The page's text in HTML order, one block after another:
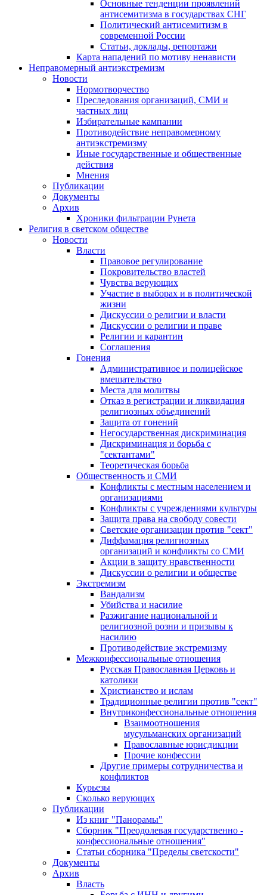
Основные тенденции проявлений
антисемитизма в государствах СНГ
Политический антисемитизм в
современной России
Статьи, доклады, репортажи
Карта нападений по мотиву ненависти
Неправомерный антиэкстремизм
Новости
Нормотворчество
Преследования организаций, СМИ и
частных лиц
Избирательные кампании
Противодействие неправомерному
антиэкстремизму
Иные государственные и общественные
действия
Мнения
Публикации
Документы
Архив
Хроники фильтрации Рунета
Религия в светском обществе
Новости
Власти
Правовое регулирование
Покровительство властей
Чувства верующих
Участие в выборах и в политической
жизни
Дискуссии о религии и власти
Дискуссии о религии и праве
Религии и карантин
Соглашения
Гонения
Административное и полицейское
вмешательство
Места для молитвы
Отказ в регистрации и ликвидация
религиозных объединений
Защита от гонений
Негосударственная дискриминация
Дискриминация и борьба с
"сектантами"
Теоретическая борьба
Общественность и СМИ
Конфликты с местным населением и
организациями
Конфликты с учреждениями культуры
Защита права на свободу совести
Светские организации против "сект"
Диффамация религиозных
организаций и конфликты со СМИ
Акции в защиту нравственности
Дискуссии о религии и обществе
Экстремизм
Вандализм
Убийства и насилие
Разжигание национальной и
религиозной розни и призывы к
насилию
Противодействие экстремизму
Межконфессиональные отношения
Русская Православная Церковь и
католики
Христианство и ислам
Традиционные религии против "сект"
Внутриконфессиональные отношения
Взаимоотношения
мусульманских организаций
Православные юрисдикции
Прочие конфессии
Другие примеры сотрудничества и
конфликтов
Курьезы
Сколько верующих
Публикации
Из книг "Панорамы"
Сборник "Преодолевая государственно -
конфессиональные отношения"
Статьи сборника "Пределы светскости"
Документы
Архив
Власть